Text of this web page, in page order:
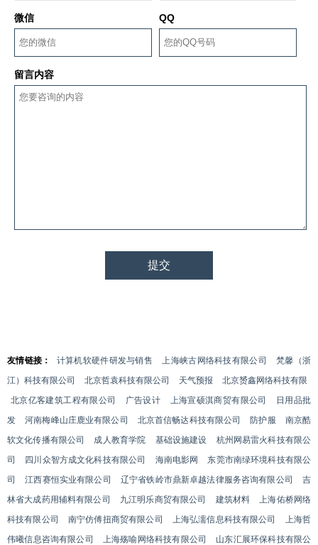
微信 QQ
留言内容
友情链接： 计算机软硬件研发与销售 上海峡古网络科技有限公司
梵馨（浙
江）科技有限公司
北京哲袁科技有限公司 天气预报
北京赟鑫网络科技有限
北京亿客建筑工程有限公司
广告设计 上海宣硕淇商贸有限公司
日用品批
发
河南梅峰山庄鹿业有限公司 北京首信畅达科技有限公司 防护服
南京酷
软文化传播有限公司
成人教育学院 基础设施建设
杭州网易雷火科技有限公
司
四川众智方成文化科技有限公司 海南电影网
东莞市南绿环境科技有限公
司
江西赛恒实业有限公司 辽宁省铁岭市鼎新卓越法律服务咨询有限公司
吉
林省大成药用辅料有限公司
九江明乐商贸有限公司 建筑材料
上海佑桥网络
科技有限公司
南宁仿傅扭商贸有限公司 上海弘濡信息科技有限公司
上海哲
伟曦信息咨询有限公司
上海殇喻网络科技有限公司
山东汇展环保科技有限公